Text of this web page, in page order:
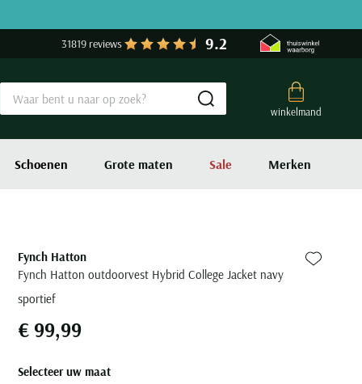
31819 reviews 9.2
winkelmand
Submit search
Schoenen Grote maten Sale Merken
Fynch Hatton
Fynch Hatton outdoorvest Hybrid College Jacket navy
sportief
Zet bij
€ 99,99
Selecteer uw maat